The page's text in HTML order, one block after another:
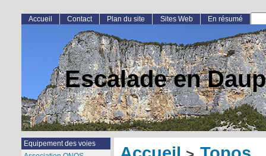
Escalade en
Accueil Contact Plan du site Sites Web En résumé
Equipement des voies